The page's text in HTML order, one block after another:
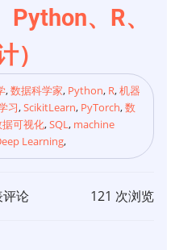
、R、
）
,数据科学家, Python, R,机器
习,ScikitLearn, PyTorch,数
据可视化,SQL, machine
Learning,
论 121 次浏览